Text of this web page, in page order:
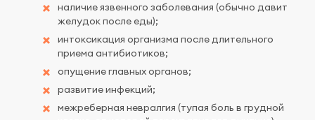
наличие язвенного заболевания (обычно давит
желудок после еды);
интоксикация организма после длительного
приема антибиотиков;
опущение главных органов;
развитие инфекций;
межреберная невралгия (тупая боль в грудной